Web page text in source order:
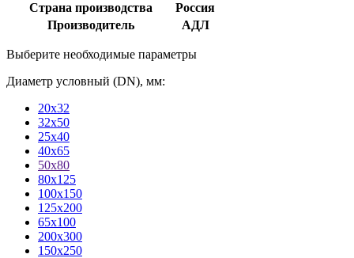
Страна производства
Россия
Производитель
АДЛ
Выберите необходимые параметры
Диаметр условный (DN), мм:
20х32
32х50
25х40
40х65
50х80
80х125
100х150
125х200
65х100
200х300
150х250